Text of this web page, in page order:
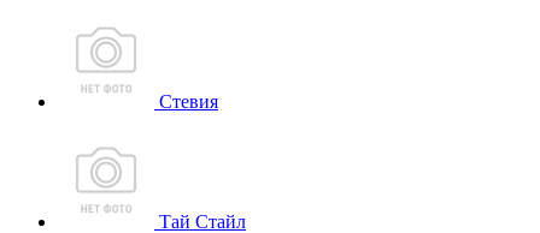
Стевия
Тай Стайл